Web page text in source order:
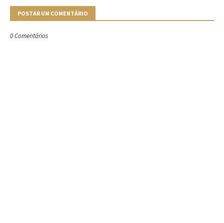
POSTAR UM COMENTÁRIO
0 Comentários